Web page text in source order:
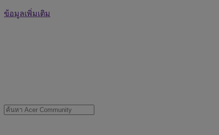
ข้อมูลเพิ่มเติม